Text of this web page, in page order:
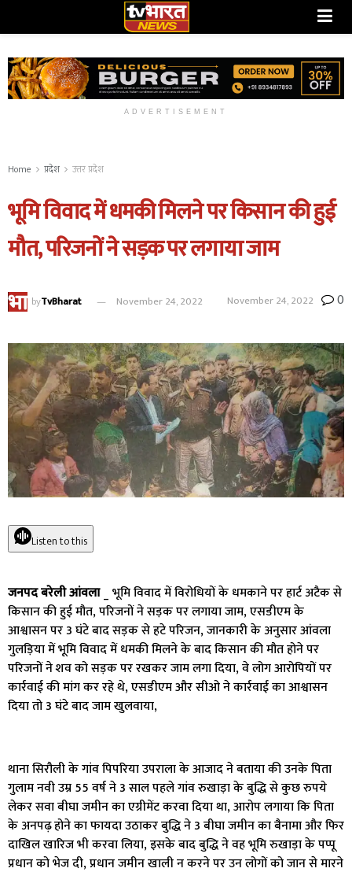
ADVERTISEMENT
Home प्रदेश उत्तर प्रदेश
भूमि विवाद में धमकी मिलने पर किसान की हुई
मौत, परिजनों ने सड़क पर लगाया जाम
byTvBharat November 24, 2022 November 24, 2022 0
Listen to this
जनपद बरेली आंवला_ भूमि विवाद में विरोधियों के धमकाने पर हार्ट अटैक से
किसान की हुई मौत, परिजनों ने सड़क पर लगाया जाम, एसडीएम के
आश्वासन पर 3 घंटे बाद सड़क से हटे परिजन, जानकारी के अनुसार आंवला
गुलड़िया में भूमि विवाद में धमकी मिलने के बाद किसान की मौत होने पर
परिजनों ने शव को सड़क पर रखकर जाम लगा दिया, वे लोग आरोपियों पर
कार्रवाई की मांग कर रहे थे, एसडीएम और सीओ ने कार्रवाई का आश्वासन
दिया तो 3 घंटे बाद जाम खुलवाया,
थाना सिरौली के गांव पिपरिया उपराला के आजाद ने बताया की उनके पिता
गुलाम नवी उम्र 55 वर्ष ने 3 साल पहले गांव रुखाड़ा के बुद्धि से कुछ रुपये
लेकर सवा बीघा जमीन का एग्रीमेंट करवा दिया था, आरोप लगाया कि पिता
के अनपढ़ होने का फायदा उठाकर बुद्धि ने 3 बीघा जमीन का बैनामा और फिर
दाखिल खारिज भी करवा लिया, इसके बाद बुद्धि ने वह भूमि रुखाड़ा के पप्पू
प्रधान को भेज दी, प्रधान जमीन खाली न करने पर उन लोगों को जान से मारने